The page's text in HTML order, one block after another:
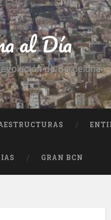
al Día
de Barcelona
GRAN BCN